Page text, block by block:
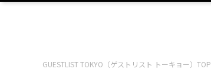
GUESTLIST TOKYO（ゲストリスト トーキョー）TOP